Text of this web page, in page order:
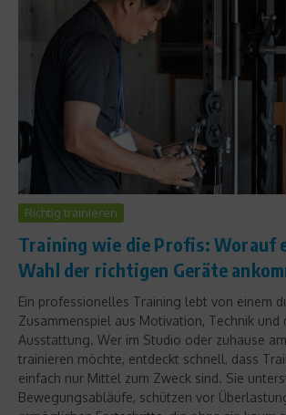
Richtig trainieren
Training wie die Profis: Worauf
Wahl der richtigen Geräte
Ein professionelles Training lebt von einem
Zusammenspiel aus Motivation, Technik und
Ausstattung. Wer im Studio oder zuhause
trainieren möchte, entdeckt schnell, dass
einfach nur Mittel zum Zweck sind. Sie
Bewegungsabläufe, schützen vor